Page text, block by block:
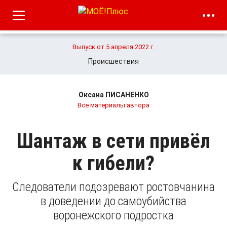
Выпуск от 5 апреля 2022 г.
Происшествия
Оксана ПИСАНЕНКО
Все материалы автора
Шантаж в сети привёл
к гибели?
Следователи подозревают ростовчанина
в доведении до самоубийства
воронежского подростка